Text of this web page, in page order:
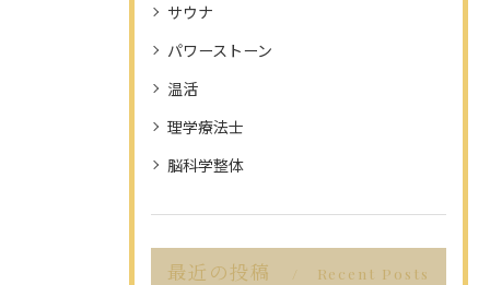
サウナ
パワーストーン
温活
理学療法士
脳科学整体
最近の投稿 Recent Posts